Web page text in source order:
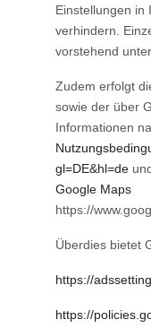
Einstellungen in
verhindern.
vorstehend
Zudem erfolgt
sowie der über
Informationen
gl=DE&hl=de
Google Maps
https://
Überdies bietet
https://
https://